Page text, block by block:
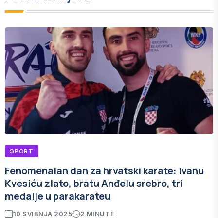
SPORT
Fenomenalan dan za hrvatski karate: Ivanu
Kvesiću zlato, bratu Anđelu srebro, tri
medalje u parakarateu
10 SVIBNJA 2025 2 MINUTE